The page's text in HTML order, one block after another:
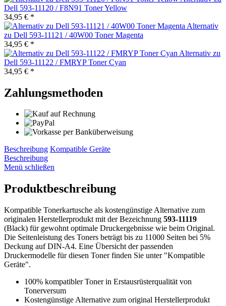
Dell 593-11120 / F8N91 Toner Yellow
34,95 € *
Alternativ
zu Dell 593-11121 / 40W00 Toner Magenta
34,95 € *
Alternativ zu
Dell 593-11122 / FMRYP Toner Cyan
34,95 € *
Zahlungsmethoden
Beschreibung Kompatible Geräte
Beschreibung
Menü schließen
Produktbeschreibung
Kompatible Tonerkartusche als kostengünstige Alternative zum
originalen Herstellerprodukt mit der Bezeichnung 593-11119
(Black) für gewohnt optimale Druckergebnisse wie beim Original.
Die Seitenleistung des Toners beträgt bis zu 11000 Seiten bei 5%
Deckung auf DIN-A4. Eine Übersicht der passenden
Druckermodelle für diesen Toner finden Sie unter "Kompatible
Geräte".
100% kompatibler Toner in Erstausrüsterqualität von
Tonerversum
Kostengünstige Alternative zum original Herstellerprodukt